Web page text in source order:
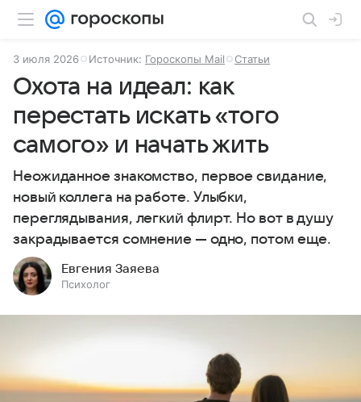
3 июля 2026 Источник: Гороскопы Mail Статьи
Охота на идеал: как
перестать искать «того
самого» и начать жить
Неожиданное знакомство, первое свидание,
новый коллега на работе. Улыбки,
переглядывания, легкий флирт. Но вот в душу
закрадывается сомнение — одно, потом еще.
Евгения Заяева
Психолог